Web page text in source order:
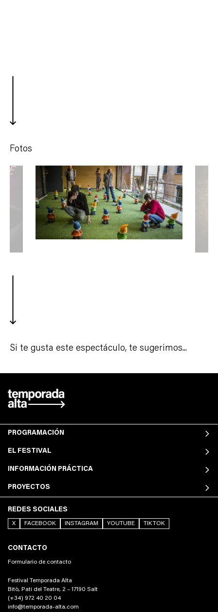
Fotos
Si te gusta este espectáculo, te sugerimos...
PROGRAMACIÓN
EL FESTIVAL
INFORMACIÓN PRÁCTICA
PROYECTOS
REDES SOCIALES
X FACEBOOK INSTAGRAM YOUTUBE TIKTOK
CONTACTO
Formulario de contacto
Festival Temporada Alta
Bitò, Pati del Teatre, 2 – 17190 Salt
(+34) 972 40 20 04
info@temporada-alta.com